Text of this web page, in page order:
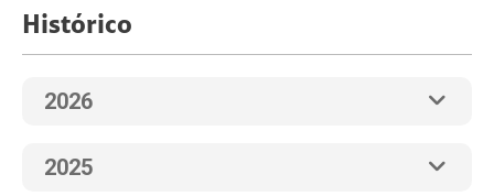
Histórico
2026
2025